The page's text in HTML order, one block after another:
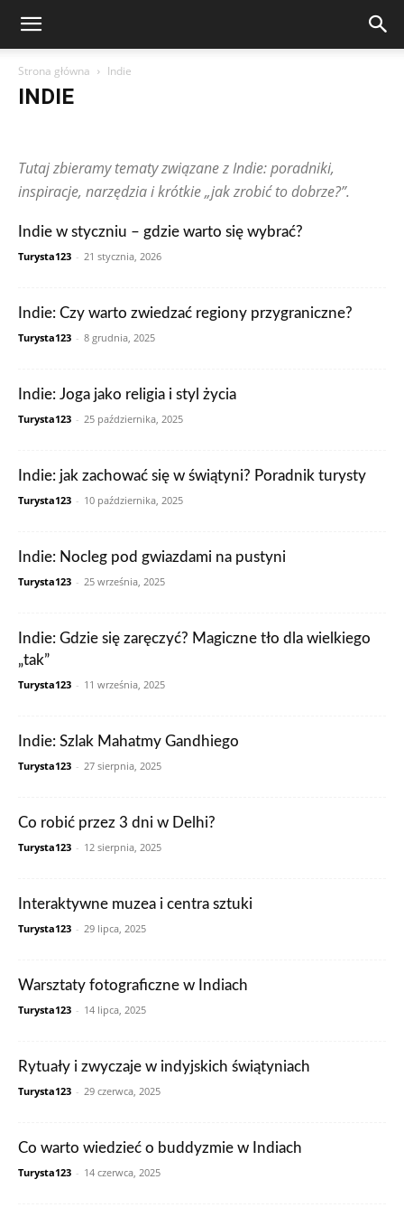
Strona główna Indie
INDIE
Egipt
Finlandia Francja Grecja Gwatemala
Hiszpania
Holandia
Hongkong Indie Indonezja Irlandia
Japonia
Kanada
Korea Południowa
Maroko
Meksyk Niemcy Norwegia Nowa Zelandia
Polska
Portugalia Rosja RPA Rumunia
Singapur
Stany Zjednoczone
Szwajcaria
Tutaj zbieramy tematy związane z Indie: poradniki,
inspiracje, narzędzia i krótkie „jak zrobić to dobrze?”.
Indie w styczniu – gdzie warto się wybrać?
Turysta123 - 21 stycznia, 2026
Indie: Czy warto zwiedzać regiony przygraniczne?
Turysta123 - 8 grudnia, 2025
Indie: Joga jako religia i styl życia
Turysta123 - 25 października, 2025
Indie: jak zachować się w świątyni? Poradnik turysty
Turysta123 - 10 października, 2025
Indie: Nocleg pod gwiazdami na pustyni
Turysta123 - 25 września, 2025
Indie: Gdzie się zaręczyć? Magiczne tło dla wielkiego
„tak”
Turysta123 - 11 września, 2025
Indie: Szlak Mahatmy Gandhiego
Turysta123 - 27 sierpnia, 2025
Co robić przez 3 dni w Delhi?
Turysta123 - 12 sierpnia, 2025
Interaktywne muzea i centra sztuki
Turysta123 - 29 lipca, 2025
Warsztaty fotograficzne w Indiach
Turysta123 - 14 lipca, 2025
Rytuały i zwyczaje w indyjskich świątyniach
Turysta123 - 29 czerwca, 2025
Co warto wiedzieć o buddyzmie w Indiach
Turysta123 - 14 czerwca, 2025